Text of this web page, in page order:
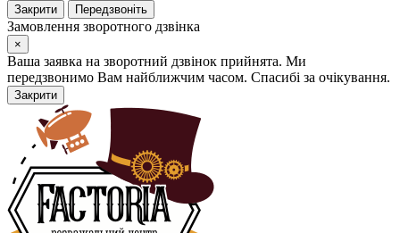
Закрити Передзвоніть
Замовлення зворотного дзвінка
×
Ваша заявка на зворотний дзвінок прийнята. Ми
передзвонимо Вам найближчим часом. Спасибі за очікування.
Закрити